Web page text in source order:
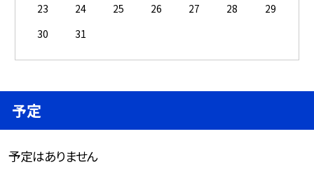
23
24 25 26 27 28
29
30
31
予定
予定はありません